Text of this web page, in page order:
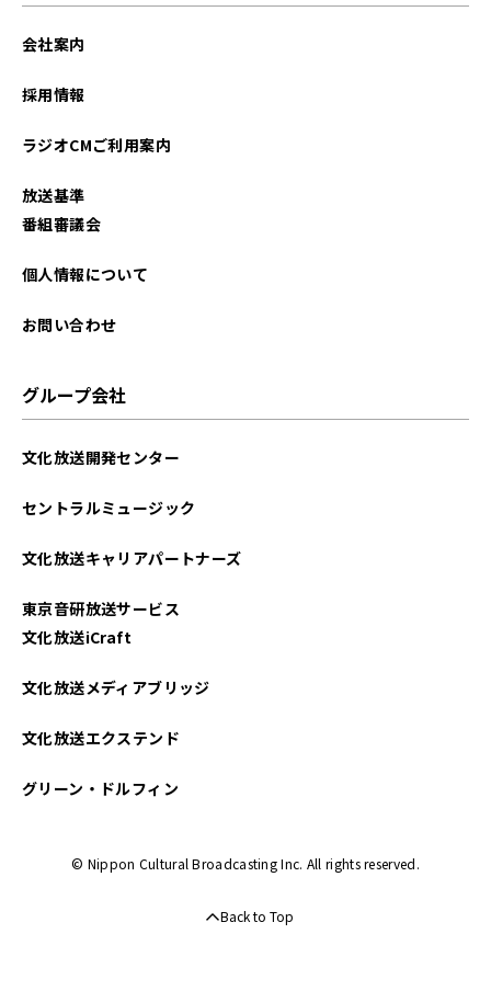
会社案内
採用情報
ラジオCMご利用案内
放送基準
番組審議会
個人情報について
お問い合わせ
グループ会社
文化放送開発センター
セントラルミュージック
文化放送キャリアパートナーズ
東京音研放送サービス
文化放送iCraft
文化放送メディアブリッジ
文化放送エクステンド
グリーン・ドルフィン
© Nippon Cultural Broadcasting Inc. All rights reserved.
Back to Top